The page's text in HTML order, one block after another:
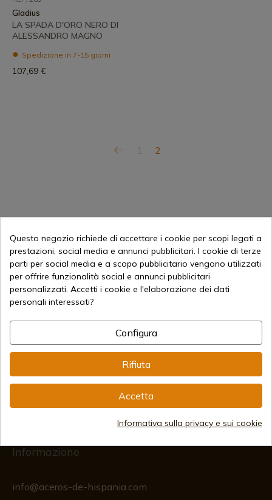
Gladius
LA SPADA D'ORO NERO DI
ALESSANDRO MAGNO
Spedizione in 7-15 giorni
107,69 €
1 2
Vendita online dal 1998
Metodi di pagamento sicuri
Spedizioni Internazionali
Informazione
info@aceros-de-hispania.com
Questo negozio richiede di accettare i cookie per scopi legati a
prestazioni, social media e annunci pubblicitari. I cookie di terze
parti per social media e a scopo pubblicitario vengono utilizzati
per offrire funzionalità social e annunci pubblicitari
personalizzati. Accetti i cookie e l'elaborazione dei dati
personali interessati?
Configura
Rifiuta
Accetta
Informativa sulla privacy e sui cookie